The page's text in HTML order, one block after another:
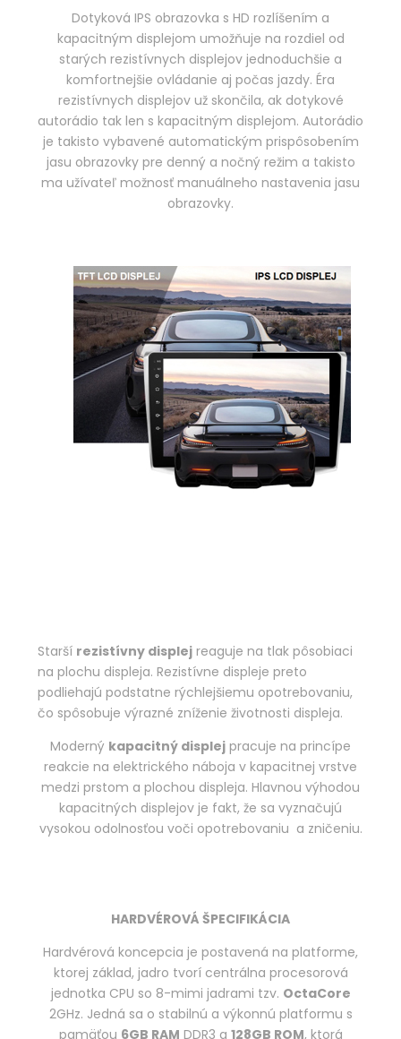
Dotyková IPS obrazovka s HD rozlíšením a
kapacitným displejom umožňuje na rozdiel od
starých rezistívnych displejov jednoduchšie a
komfortnejšie ovládanie aj počas jazdy. Éra
rezistívnych displejov už skončila, ak dotykové
autorádio tak len s kapacitným displejom. Autorádio
je takisto vybavené automatickým prispôsobením
jasu obrazovky pre denný a nočný režim a takisto
ma užívateľ možnosť manuálneho nastavenia jasu
obrazovky.
Starší rezistívny displej reaguje na tlak pôsobiaci
na plochu displeja. Rezistívne displeje preto
podliehajú podstatne rýchlejšiemu opotrebovaniu,
čo spôsobuje výrazné zníženie životnosti displeja.
Moderný kapacitný displej pracuje na princípe
reakcie na elektrického náboja v kapacitnej vrstve
medzi prstom a plochou displeja. Hlavnou výhodou
kapacitných displejov je fakt, že sa vyznačujú
vysokou odolnosťou voči opotrebovaniu a zničeniu.
HARDVÉROVÁ ŠPECIFIKÁCIA
Hardvérová koncepcia je postavená na platforme,
ktorej základ, jadro tvorí centrálna procesorová
jednotka CPU so 8-mimi jadrami tzv. OctaCore
2GHz. Jedná sa o stabilnú a výkonnú platformu s
pamäťou 6GB RAM DDR3 a 128GB ROM, ktorá